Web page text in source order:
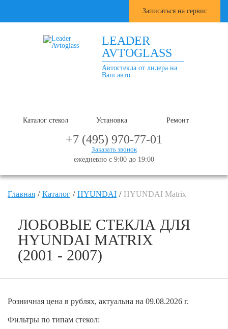
Записаться на сервис
LEADER
AVTOGLASS
Автостекла от лидера на
Ваш авто
Каталог стекол Установка Ремонт
+7 (495) 970-77-01
Заказать звонок
ежедневно с 9:00 до 19:00
Главная Каталог HYUNDAI HYUNDAI Matrix
ЛОБОВЫЕ СТЕКЛА ДЛЯ
HYUNDAI MATRIX
(2001 - 2007)
Розничная цена в рублях, актуальна на 09.08.2026 г.
Фильтры по типам стекол: